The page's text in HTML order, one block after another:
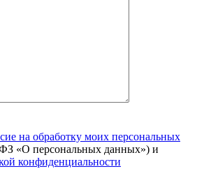
на обработку моих персональных
«О персональных данных») и
конфиденциальности